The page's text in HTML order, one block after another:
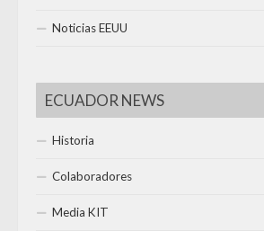
Noticias EEUU
ECUADOR NEWS
Historia
Colaboradores
Media KIT